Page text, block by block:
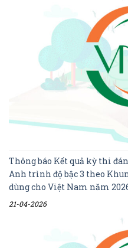
Thông báo Kết quả kỳ thi
Anh trình độ bậc 3 theo
dùng cho Việt Nam năm
21-04-2026